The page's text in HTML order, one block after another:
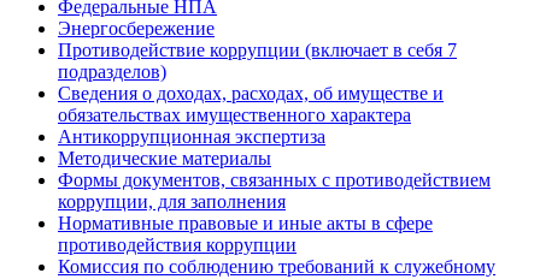
Федеральные НПА
Энергосбережение
Противодействие коррупции (включает в себя 7
подразделов)
Сведения о доходах, расходах, об имуществе и
обязательствах имущественного характера
Антикоррупционная экспертиза
Методические материалы
Формы документов, связанных с противодействием
коррупции, для заполнения
Нормативные правовые и иные акты в сфере
противодействия коррупции
Комиссия по соблюдению требований к служебному